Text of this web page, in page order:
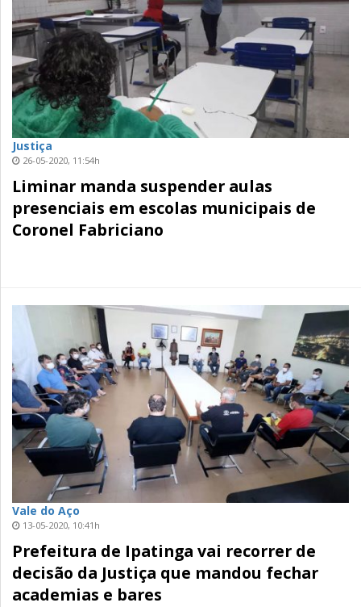
Justiça
26-05-2020, 11:54h
Liminar manda suspender aulas
presenciais em escolas municipais de
Coronel Fabriciano
Vale do Aço
13-05-2020, 10:41h
Prefeitura de Ipatinga vai recorrer de
decisão da Justiça que mandou fechar
academias e bares